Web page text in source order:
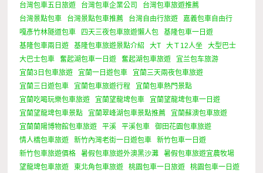
台灣包車五日旅遊
台灣包車企業公司
台灣包車旅遊推薦
台灣景點包車
台灣景點包車推薦 台灣自由行旅遊
嘉義包車自由行
嘎彥竹林隧道包車
四天三夜包車旅遊懶人包
基隆包車一日遊
基隆包車兩日遊
基隆包車旅遊景點介紹 大T 大Ｔ12人坐
大型巴士
大巴士包車
奮起湖包車一日遊 奮起湖包車旅遊
宜兰包车旅游
宜蘭3日包車旅遊
宜蘭一日遊包車
宜蘭三天兩夜包車旅遊
宜蘭三日遊包車
宜蘭包車旅遊行程
宜蘭包車熱門景點
宜蘭吃喝玩樂包車旅遊
宜蘭望龍埤包車
宜蘭望龍埤包車一日遊
宜蘭望龍埤包車景點
宜蘭翠峰湖包車景點推薦
宜蘭蘇澳包車旅遊
宜蘭蘭陽博物館包車旅遊
平溪 平溪包車
御田花園包車旅遊
情人橋包車旅遊
新竹內灣老街一日遊包車
新竹包車一日遊
新竹包車旅遊價格
暑假包車旅遊外澳黑沙灘
暑假包車旅遊宜農牧場
望龍埤包車旅遊
東北角包車旅遊 桃園包車一日旅遊
桃園包車一日遊